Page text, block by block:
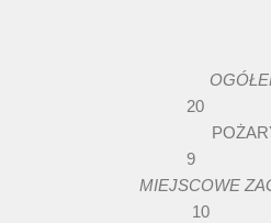
Rok
20
9
MIEJSCOWE
10